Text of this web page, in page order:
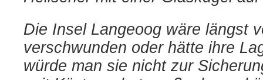
Die Insel Langeoog wäre längst
verschwunden oder hätte ihre
würde man sie nicht zur